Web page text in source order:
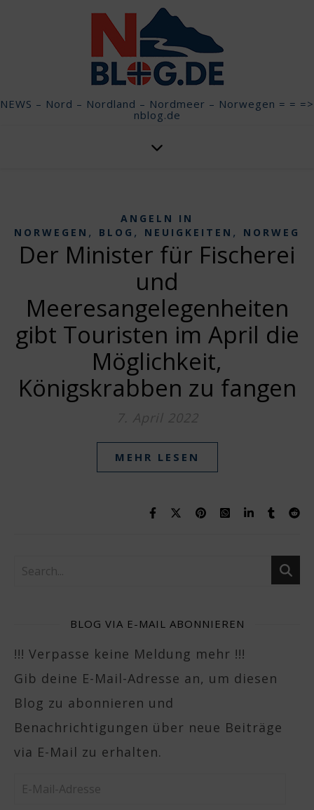
NEWS – Nord – Nordland – Nordmeer – Norwegen = = =>
nblog.de
ANGELN IN
NORWEGEN , BLOG , NEUIGKEITEN ,
Der Minister für Fischerei
und
Meeresangelegenheiten
gibt Touristen im April die
Möglichkeit,
Königskrabben zu fangen
7. April 2022
MEHR LESEN
BLOG VIA E-MAIL ABONNIEREN
!!! Verpasse keine Meldung mehr !!!
Gib deine E-Mail-Adresse an, um diesen
Blog zu abonnieren und
Benachrichtigungen über neue Beiträge
via E-Mail zu erhalten.
E-Mail-Adresse